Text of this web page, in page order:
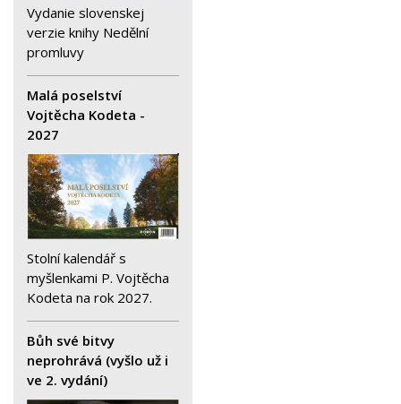
Vydanie slovenskej
verzie knihy Nedělní
promluvy
Malá poselství
Vojtěcha Kodeta -
2027
Stolní kalendář s
myšlenkami P. Vojtěcha
Kodeta na rok 2027.
Bůh své bitvy
neprohrává (vyšlo už i
ve 2. vydání)